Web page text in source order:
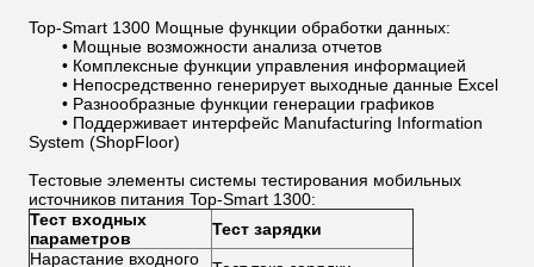
Top-Smart 1300 Мощные функции обработки данных:
• Мощные возможности анализа отчетов
• Комплексные функции управления информацией
• Непосредственно генерирует выходные данные Excel
• Разнообразные функции генерации графиков
• Поддерживает интерфейс Manufacturing Information
System (ShopFloor)
Тестовые элементы системы тестирования мобильных
источников питания Top-Smart 1300:
Тест входных
параметров
Тест зарядки
Нарастание входного